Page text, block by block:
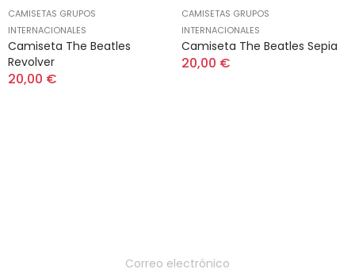
CAMISETAS GRUPOS
INTERNACIONALES
Camiseta The Beatles
Revolver
20,00 €
CAMISETAS GRUPOS
INTERNACIONALES
Camiseta The Beatles Sepia
20,00 €